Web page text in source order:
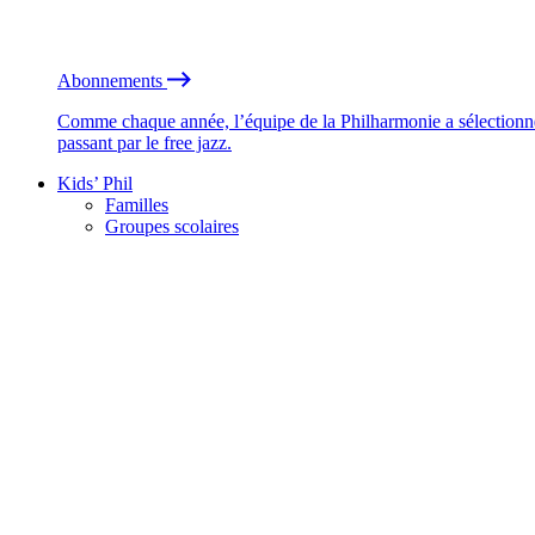
Abonnements
Comme chaque année, l’équipe de la Philharmonie a
passant par le free jazz.
Kids’ Phil
Familles
Groupes scolaires